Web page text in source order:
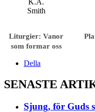
Liturgier: Vanor
som formar oss
Della
SENASTE
Sjung, för Guds